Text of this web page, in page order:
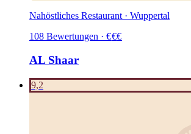
Nahöstliches Restaurant · Wuppertal
108 Bewertungen · €€€
AL Shaar
9,2